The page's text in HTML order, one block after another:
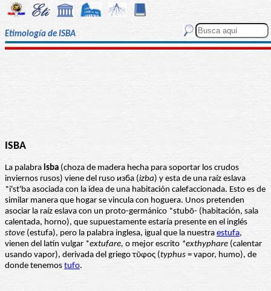
Etimología de ISBA
ISBA
La palabra isba (choza de madera hecha para soportar los crudos
inviernos rusos) viene del ruso изба (izba) y esta de una raíz eslava
*i'st'ba asociada con la idea de una habitación calefaccionada. Esto es de
similar manera que hogar se vincula con hoguera. Unos pretenden
asociar la raíz eslava con un proto-germánico *stubō- (habitación, sala
calentada, horno), que supuestamente estaría presente en el inglés
stove (estufa), pero la palabra inglesa, igual que la nuestra estufa,
vienen del latín vulgar *extufare, o mejor escrito *exthyphare (calentar
usando vapor), derivada del griego τῦφος (typhus = vapor, humo), de
donde tenemos tufo.